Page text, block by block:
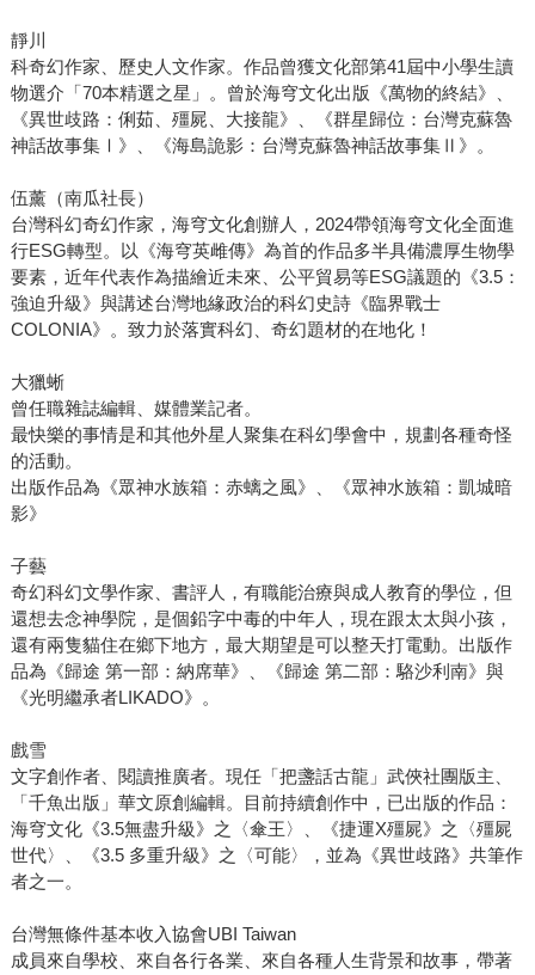
靜川
科奇幻作家、歷史人文作家。作品曾獲文化部第41屆中小學生讀
物選介「70本精選之星」。曾於海穹文化出版《萬物的終結》、
《異世歧路：俐茹、殭屍、大接龍》、《群星歸位：台灣克蘇魯
神話故事集Ⅰ》、《海島詭影：台灣克蘇魯神話故事集Ⅱ》。
伍薰（南瓜社長）
台灣科幻奇幻作家，海穹文化創辦人，2024帶領海穹文化全面進
行ESG轉型。以《海穹英雌傳》為首的作品多半具備濃厚生物學
要素，近年代表作為描繪近未來、公平貿易等ESG議題的《3.5：
強迫升級》與講述台灣地緣政治的科幻史詩《臨界戰士
COLONIA》。致力於落實科幻、奇幻題材的在地化！
大獵蜥
曾任職雜誌編輯、媒體業記者。
最快樂的事情是和其他外星人聚集在科幻學會中，規劃各種奇怪
的活動。
出版作品為《眾神水族箱：赤螭之風》、《眾神水族箱：凱城暗
影》
子藝
奇幻科幻文學作家、書評人，有職能治療與成人教育的學位，但
還想去念神學院，是個鉛字中毒的中年人，現在跟太太與小孩，
還有兩隻貓住在鄉下地方，最大期望是可以整天打電動。出版作
品為《歸途 第一部：納席華》、《歸途 第二部：駱沙利南》與
《光明繼承者LIKADO》。
戲雪
文字創作者、閱讀推廣者。現任「把盞話古龍」武俠社團版主、
「千魚出版」華文原創編輯。目前持續創作中，已出版的作品：
海穹文化《3.5無盡升級》之〈傘王〉、《捷運X殭屍》之〈殭屍
世代〉、《3.5 多重升級》之〈可能〉，並為《異世歧路》共筆作
者之一。
台灣無條件基本收入協會UBI Taiwan
成員來自學校、來自各行各業、來自各種人生背景和故事，帶著